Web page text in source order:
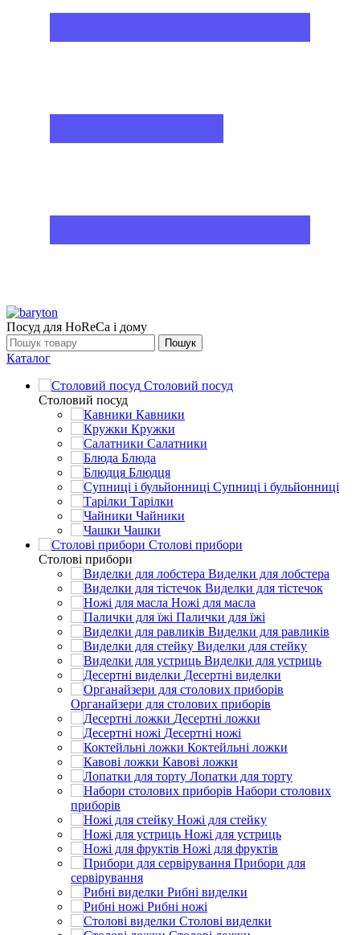
Посуд для HoReCa і дому
Пошук
Каталог
Столовий посуд
Столовий посуд
Кавники
Кружки
Салатники
Блюда
Блюдця
Супниці і бульйонниці
Тарілки
Чайники
Чашки
Столові прибори
Столові прибори
Виделки для лобстера
Виделки для тістечок
Ножі для масла
Палички для їжі
Виделки для равликів
Виделки для стейку
Виделки для устриць
Десертні виделки
Органайзери для столових приборів
Десертні ложки
Десертні ножі
Коктейльні ложки
Кавові ложки
Лопатки для торту
Набори столових
приборів
Ножі для стейку
Ножі для устриць
Ножі для фруктів
Прибори для
сервірування
Рибні виделки
Рибні ножі
Столові виделки